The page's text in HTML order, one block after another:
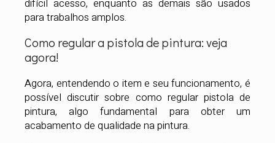
difícil acesso, enquanto as demais são usados
para trabalhos amplos.
Como regular a pistola de pintura: veja
agora!
Agora, entendendo o item e seu funcionamento, é
possível discutir sobre como regular pistola de
pintura, algo fundamental para obter um
acabamento de qualidade na pintura.